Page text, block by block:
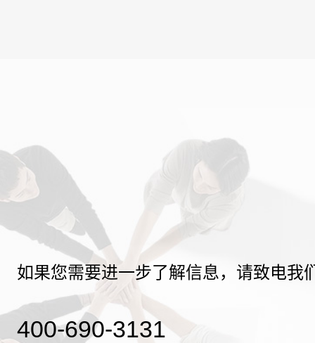
如果您需要进一步了解信息，请致电我
400-690-3131